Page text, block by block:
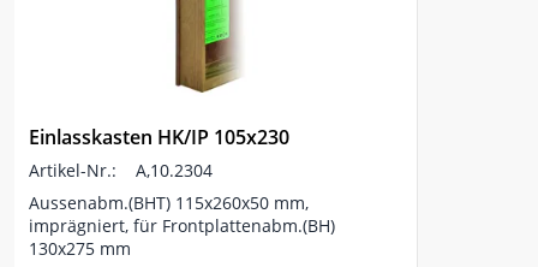
Einlasskasten HK/IP 105x230
Artikel-Nr.:
A,10.2304
Aussenabm.(BHT) 115x260x50 mm,
imprägniert, für Frontplattenabm.(BH)
130x275 mm